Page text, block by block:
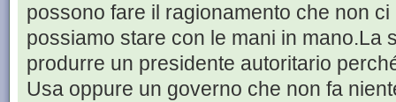
possono fare il ragionamento che non
possiamo stare con le mani in mano.La
produrre un presidente autoritario
Usa oppure un governo che non fa